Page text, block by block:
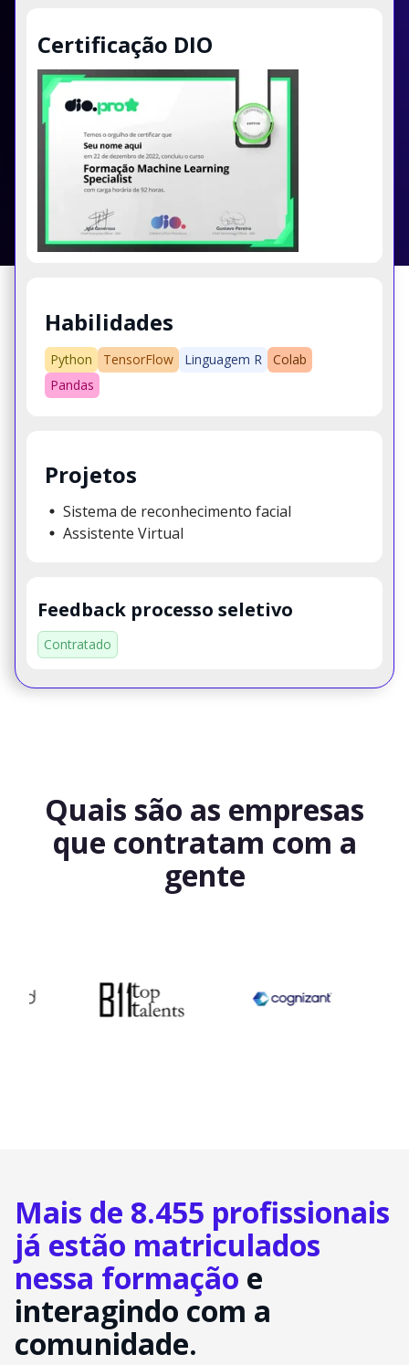
Certificação DIO
Habilidades
Python TensorFlow Linguagem R
Colab
Pandas
Projetos
Sistema de reconhecimento facial
Assistente Virtual
Feedback processo seletivo
Contratado
Quais são as empresas
que contratam com a
gente
Mais de 8.455 profissionais
já estão matriculados
nessa formação e
interagindo com a
comunidade.